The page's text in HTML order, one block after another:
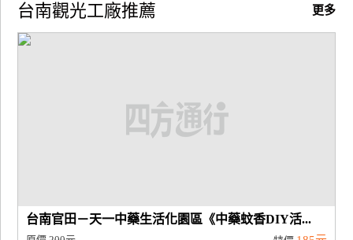
作
計
更多
台南觀光工廠推薦
台南官田－天一中藥生活化園區《中藥蚊香DIY活...